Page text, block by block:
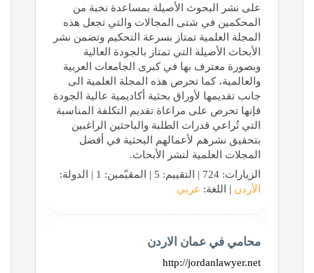
على نشر البحوث الأصيلة بمساعدة نخبة من
المحكمين في شتى المجالات والتي تجعل هذه
المجلة العلمية تمتاز بسرعة التحكيم وتضمن نشر
الأبحاث الأصيلة التي تمتاز بالجودة العالية
وبصورة معترف بها في كبرى الجامعات العربية
والعالمية، كما تحرص هذه المجلة العلمية الى
جانب تقديمها لأوراق بحثية أكاديمية عالية الجودة
فإنها تحرص على مراعاة تقديم التكلفة المناسبة
التي تُراعي قدرات الطلبة والباحثين الراغبين
بتحقيق نشرهم لأعمالهم البحثية في أفضل
المجلات العلمية لنشر الأبحاث.
الزيارات: 724 | التقييم: 5 | المقيّمين: 1 | الدولة:
الأردن | اللغة: عربي
محامي في عمان الاردن
http://jordanlawyer.net